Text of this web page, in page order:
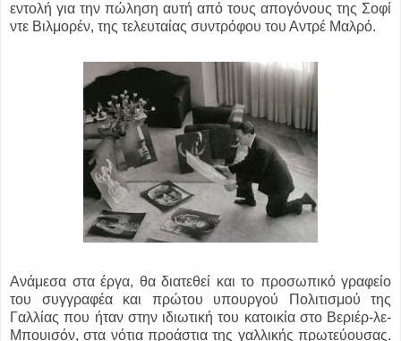
εντολή για την πώληση αυτή από τους απογόνους της Σοφί
ντε Βιλμορέν, της τελευταίας συντρόφου του Αντρέ Μαλρό.
Ανάμεσα στα έργα, θα διατεθεί και το προσωπικό γραφείο
του συγγραφέα και πρώτου υπουργού Πολιτισμού της
Γαλλίας που ήταν στην ιδιωτική του κατοικία στο Βεριέρ-λε-
Μπουισόν, στα νότια προάστια της γαλλικής πρωτεύουσας.